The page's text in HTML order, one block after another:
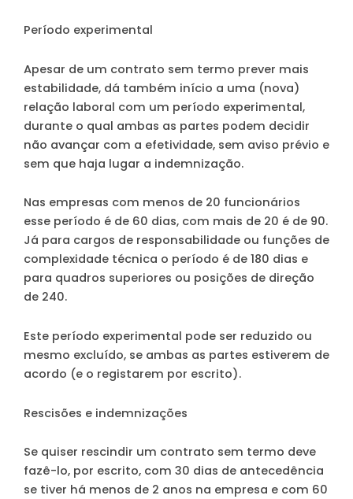
Período experimental
Apesar de um contrato sem termo prever mais
estabilidade, dá também início a uma (nova)
relação laboral com um período experimental,
durante o qual ambas as partes podem decidir
não avançar com a efetividade, sem aviso prévio e
sem que haja lugar a indemnização.
Nas empresas com menos de 20 funcionários
esse período é de 60 dias, com mais de 20 é de 90.
Já para cargos de responsabilidade ou funções de
complexidade técnica o período é de 180 dias e
para quadros superiores ou posições de direção
de 240.
Este período experimental pode ser reduzido ou
mesmo excluído, se ambas as partes estiverem de
acordo (e o registarem por escrito).
Rescisões e indemnizações
Se quiser rescindir um contrato sem termo deve
fazê-lo, por escrito, com 30 dias de antecedência
se tiver há menos de 2 anos na empresa e com 60